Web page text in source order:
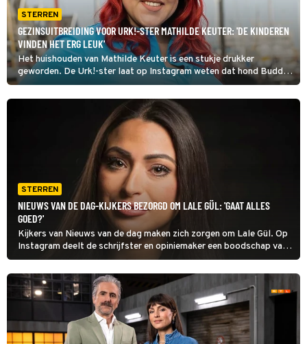
STERREN
GEZINSUITBREIDING VOOR URK!-STER MATHILDE KEUTER: 'DE KINDEREN
VINDEN HET ERG LEUK'
Het huishouden van Mathilde Keuter is een stukje drukker
geworden. De Urk!-ster laat op Instagram weten dat hond Buddy
zijn intrek heeft genomen bij het jonge gezin.
STERREN
NIEUWS VAN DE DAG-KIJKERS BEZORGD OM LALE GÜL: 'GAAT ALLES
GOED?'
Kijkers van Nieuws van de dag maken zich zorgen om Lale Gül. Op
Instagram deelt de schrijfster en opiniemaker een boodschap van
een bezorgde volger die meent te kunnen zien dat ze niet goed in
haar vel zit.